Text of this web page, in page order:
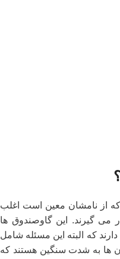
از نامشان معین است اغلب
می گیرند. این گاوصندوق ها
که البته این مسئله شامل
ها به شدت سنگین هستند که